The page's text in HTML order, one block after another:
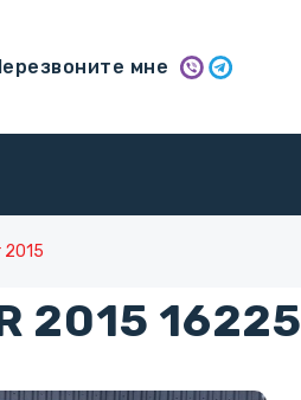
мне
2015
2015 16225